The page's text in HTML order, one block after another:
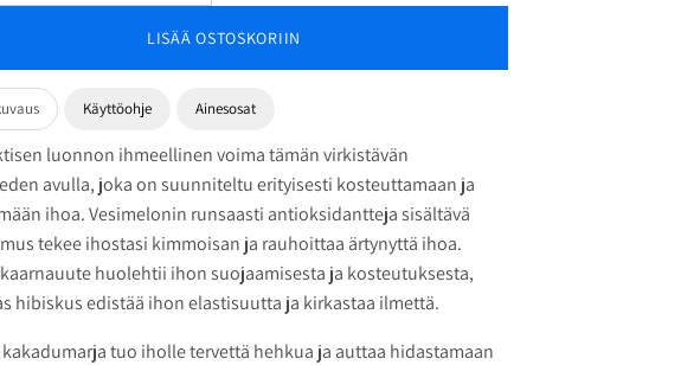
LISÄÄ OSTOSKORIIN
Käyttöohje Ainesosat
luonnon ihmeellinen voima tämän virkistävän
avulla, joka on suunniteltu erityisesti kosteuttamaan ja
ihoa. Vesimelonin runsaasti antioksidantteja sisältävä
tekee ihostasi kimmoisan ja rauhoittaa ärtynyttä ihoa.
huolehtii ihon suojaamisesta ja kosteutuksesta,
hibiskus edistää ihon elastisuutta ja kirkastaa ilmettä.
tuo iholle tervettä hehkua ja auttaa hidastamaan